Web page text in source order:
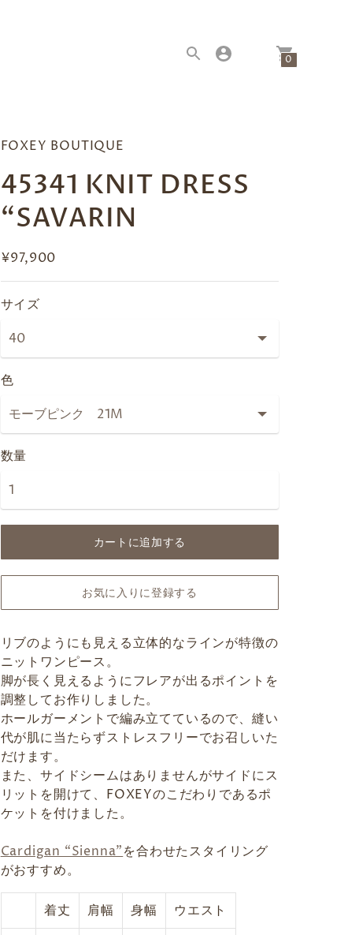
0
FOXEY BOUTIQUE
45341 KNIT DRESS
“SAVARIN
¥97,900
サイズ
色
数量
カートに追加する
お気に入りに登録する
リブのようにも見える立体的なラインが特徴の
ニットワンピース。
脚が長く見えるようにフレアが出るポイントを
調整してお作りしました。
ホールガーメントで編み立てているので、縫い
代が肌に当たらずストレスフリーでお召しいた
だけます。
また、サイドシームはありませんがサイドにス
リットを開けて、FOXEYのこだわりであるポ
ケットを付けました。
Cardigan “Sienna”を合わせたスタイリング
がおすすめ。
着丈 肩幅 身幅 ウエスト